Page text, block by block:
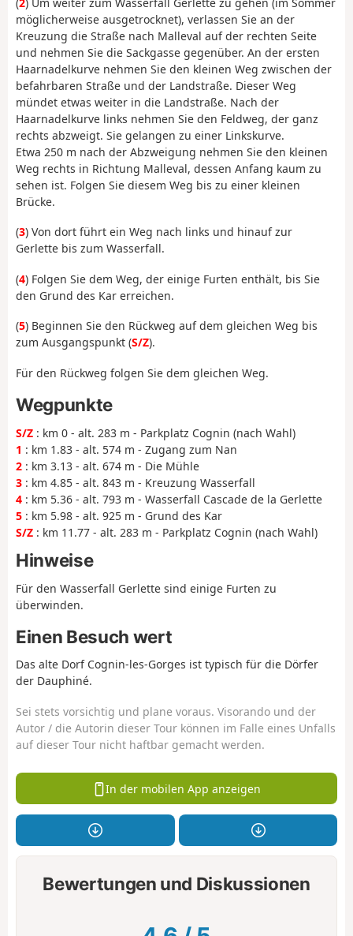
möglicherweise ausgetrocknet), verlassen Sie an der
Kreuzung die Straße nach Malleval auf der rechten Seite
und nehmen Sie die Sackgasse gegenüber. An der ersten
Haarnadelkurve nehmen Sie den kleinen Weg zwischen der
befahrbaren Straße und der Landstraße. Dieser Weg
mündet etwas weiter in die Landstraße. Nach der
Haarnadelkurve links nehmen Sie den Feldweg, der ganz
rechts abzweigt. Sie gelangen zu einer Linkskurve.
Etwa 250 m nach der Abzweigung nehmen Sie den kleinen
Weg rechts in Richtung Malleval, dessen Anfang kaum zu
sehen ist. Folgen Sie diesem Weg bis zu einer kleinen
Brücke.
(3) Von dort führt ein Weg nach links und hinauf zur
Gerlette bis zum Wasserfall.
(4) Folgen Sie dem Weg, der einige Furten enthält, bis Sie
den Grund des Kar erreichen.
(5) Beginnen Sie den Rückweg auf dem gleichen Weg bis
zum Ausgangspunkt (S/Z).
Für den Rückweg folgen Sie dem gleichen Weg.
Wegpunkte
S/Z : km 0 - alt. 283 m - Parkplatz Cognin (nach Wahl)
1 : km 1.83 - alt. 574 m - Zugang zum Nan
2 : km 3.13 - alt. 674 m - Die Mühle
3 : km 4.85 - alt. 843 m - Kreuzung Wasserfall
4 : km 5.36 - alt. 793 m - Wasserfall Cascade de la Gerlette
5 : km 5.98 - alt. 925 m - Grund des Kar
S/Z : km 11.77 - alt. 283 m - Parkplatz Cognin (nach Wahl)
Hinweise
Für den Wasserfall Gerlette sind einige Furten zu
überwinden.
Einen Besuch wert
Das alte Dorf Cognin-les-Gorges ist typisch für die Dörfer
der Dauphiné.
Sei stets vorsichtig und plane voraus. Visorando und der
Autor / die Autorin dieser Tour können im Falle eines Unfalls
auf dieser Tour nicht haftbar gemacht werden.
In der mobilen App anzeigen
Bewertungen und Diskussionen